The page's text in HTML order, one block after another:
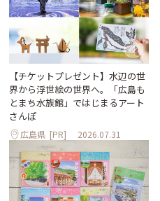
【チケットプレゼント】水辺の世
界から浮世絵の世界へ。「広島も
とまち水族館」ではじまるアート
さんぽ
広島県 [PR] 2026.07.31